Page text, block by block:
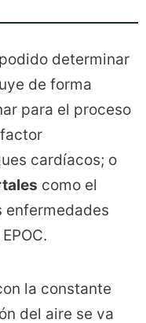
determinar
de forma
para el proceso
cardíacos; o
como el
enfermedades
la constante
del aire se va